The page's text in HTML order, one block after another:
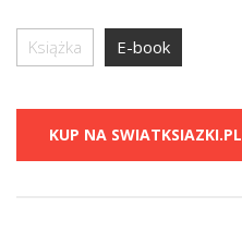
Książka E-book
KUP NA SWIATKSIAZKI.PL